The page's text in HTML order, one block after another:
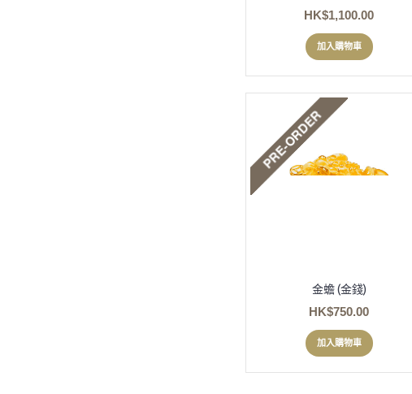
HK$1,100.00
加入購物車
金蟾 (金錢)
HK$750.00
加入購物車